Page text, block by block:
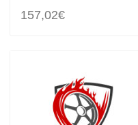
157,02€